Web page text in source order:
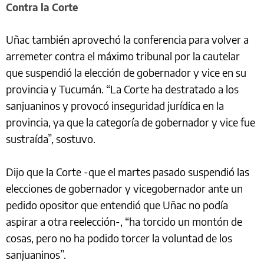
Contra la Corte
Uñac también aprovechó la conferencia para volver a
arremeter contra el máximo tribunal por la cautelar
que suspendió la elección de gobernador y vice en su
provincia y Tucumán. “La Corte ha destratado a los
sanjuaninos y provocó inseguridad jurídica en la
provincia, ya que la categoría de gobernador y vice fue
sustraída”, sostuvo.
Dijo que la Corte -que el martes pasado suspendió las
elecciones de gobernador y vicegobernador ante un
pedido opositor que entendió que Uñac no podía
aspirar a otra reelección-, “ha torcido un montón de
cosas, pero no ha podido torcer la voluntad de los
sanjuaninos”.